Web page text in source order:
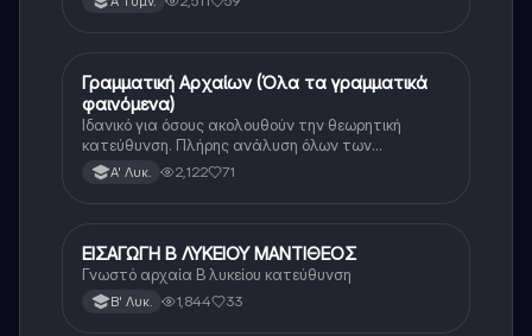
Αρχαία Ελληνικά
Γραμματική Αρχαίων (Όλα τα γραμματικά
φαινόμενα)
Ιδανικό για όσους ακολουθούν την θεωρητική
κατεύθυνση. Πλήρης ανάλυση όλων των
γραμματικών φαινομένων της αρχαίας Ελληνικής.
Α' Λυκ. 2,122 71
Αρχαία Ελληνικά (Ανθρ.)
ΕΙΣΑΓΩΓΗ Β ΛΥΚΕΙΟΥ ΜΑΝΤΙΘΕΟΣ
Γνωστό αρχαία Β λυκείου κατεύθυνση
Β' Λυκ. 1,844 33